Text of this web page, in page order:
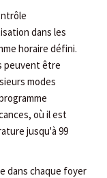
dans les
horaire défini.
peuvent être
modes
où il est
jusqu'à 99
dans chaque foyer